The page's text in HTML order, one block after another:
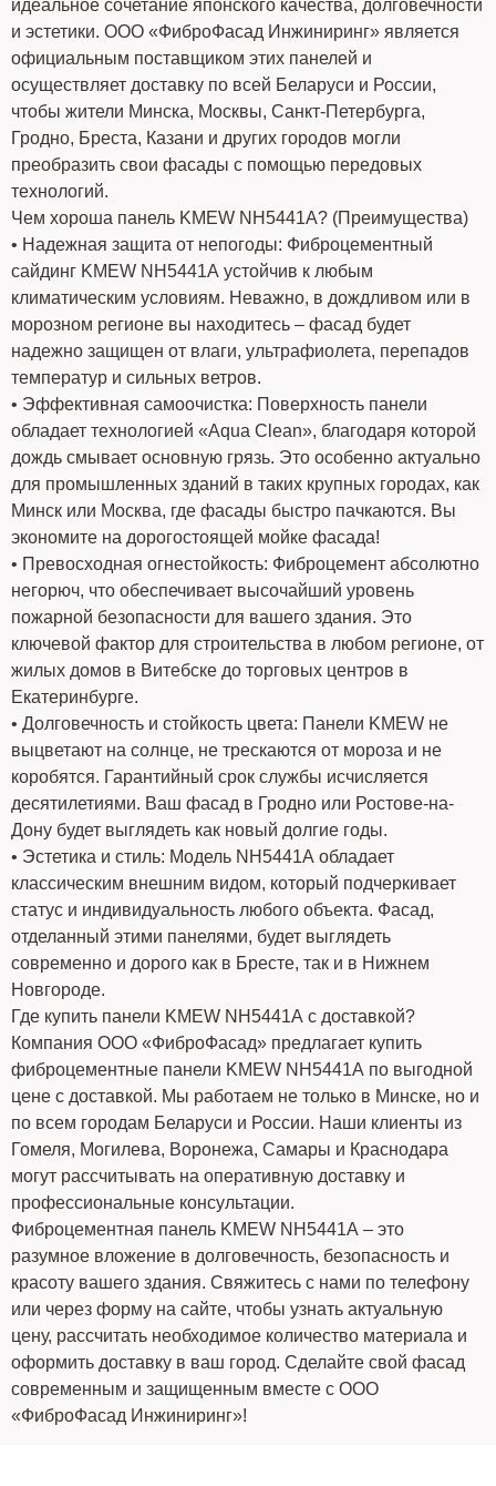
идеальное сочетание японского качества, долговечности
и эстетики. ООО «ФиброФасад Инжиниринг» является
официальным поставщиком этих панелей и
осуществляет доставку по всей Беларуси и России,
чтобы жители Минска, Москвы, Санкт-Петербурга,
Гродно, Бреста, Казани и других городов могли
преобразить свои фасады с помощью передовых
технологий.
Чем хороша панель KMEW NH5441А? (Преимущества)
• Надежная защита от непогоды: Фиброцементный
сайдинг KMEW NH5441А устойчив к любым
климатическим условиям. Неважно, в дождливом или в
морозном регионе вы находитесь – фасад будет
надежно защищен от влаги, ультрафиолета, перепадов
температур и сильных ветров.
• Эффективная самоочистка: Поверхность панели
обладает технологией «Aqua Clean», благодаря которой
дождь смывает основную грязь. Это особенно актуально
для промышленных зданий в таких крупных городах, как
Минск или Москва, где фасады быстро пачкаются. Вы
экономите на дорогостоящей мойке фасада!
• Превосходная огнестойкость: Фиброцемент абсолютно
негорюч, что обеспечивает высочайший уровень
пожарной безопасности для вашего здания. Это
ключевой фактор для строительства в любом регионе, от
жилых домов в Витебске до торговых центров в
Екатеринбурге.
• Долговечность и стойкость цвета: Панели KMEW не
выцветают на солнце, не трескаются от мороза и не
коробятся. Гарантийный срок службы исчисляется
десятилетиями. Ваш фасад в Гродно или Ростове-на-
Дону будет выглядеть как новый долгие годы.
• Эстетика и стиль: Модель NH5441А обладает
классическим внешним видом, который подчеркивает
статус и индивидуальность любого объекта. Фасад,
отделанный этими панелями, будет выглядеть
современно и дорого как в Бресте, так и в Нижнем
Новгороде.
Где купить панели KMEW NH5441А с доставкой?
Компания ООО «ФиброФасад» предлагает купить
фиброцементные панели KMEW NH5441А по выгодной
цене с доставкой. Мы работаем не только в Минске, но и
по всем городам Беларуси и России. Наши клиенты из
Гомеля, Могилева, Воронежа, Самары и Краснодара
могут рассчитывать на оперативную доставку и
профессиональные консультации.
Фиброцементная панель KMEW NH5441А – это
разумное вложение в долговечность, безопасность и
красоту вашего здания. Свяжитесь с нами по телефону
или через форму на сайте, чтобы узнать актуальную
цену, рассчитать необходимое количество материала и
оформить доставку в ваш город. Сделайте свой фасад
современным и защищенным вместе с ООО
«ФиброФасад Инжиниринг»!